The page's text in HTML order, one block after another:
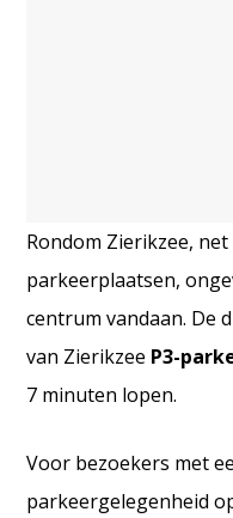
Rondom Zierikzee,
parkeerplaatsen,
centrum vandaan. De
van Zierikzee P3-
7 minuten lopen.
Voor bezoekers met
parkeergelegenheid